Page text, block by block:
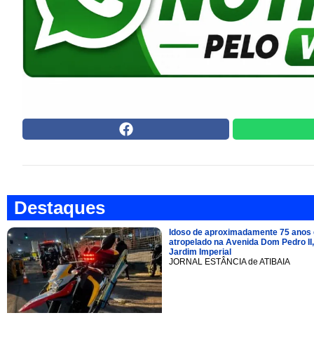
Destaques
Idoso de aproximadamente 75 anos
atropelado na Avenida Dom Pedro
Jardim Imperial
JORNAL ESTÂNCIA de ATIBAIA